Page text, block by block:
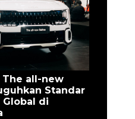
The all-new
Standar
Global di